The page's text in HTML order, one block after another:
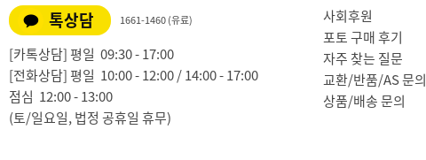
톡상담 1661-1460 (유료)
[카톡상담] 평일 09:30 - 17:00
[전화상담] 평일 10:00 - 12:00 / 14:00 - 17:00
점심 12:00 - 13:00
(토/일요일, 법정 공휴일 휴무)
사회후원
포토 구매 후기
자주 찾는 질문
교환/반품/AS 문의
상품/배송 문의